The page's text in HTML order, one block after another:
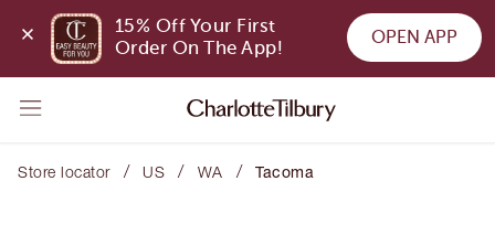
15% Off Your First
Order On The App!
OPEN APP
Store locator / US / WA / Tacoma